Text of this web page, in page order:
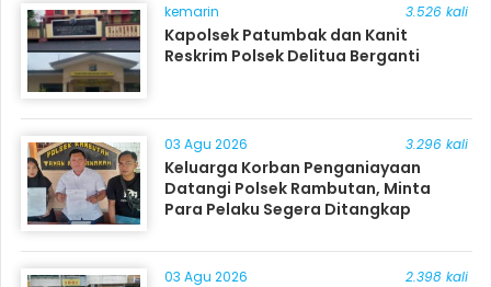
kemarin 3.526 kali
Kapolsek Patumbak dan Kanit
Reskrim Polsek Delitua Berganti
03 Agu 2026 3.296 kali
Keluarga Korban Penganiayaan
Datangi Polsek Rambutan, Minta
Para Pelaku Segera Ditangkap
03 Agu 2026 2.398 kali